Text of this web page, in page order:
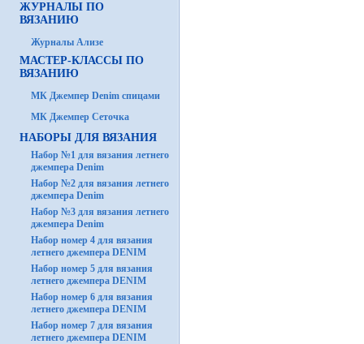
ЖУРНАЛЫ ПО
ВЯЗАНИЮ
Журналы Ализе
МАСТЕР-КЛАССЫ ПО
ВЯЗАНИЮ
МК Джемпер Denim спицами
МК Джемпер Сеточка
НАБОРЫ ДЛЯ ВЯЗАНИЯ
Набор №1 для вязания летнего
джемпера Denim
Набор №2 для вязания летнего
джемпера Denim
Набор №3 для вязания летнего
джемпера Denim
Набор номер 4 для вязания
летнего джемпера DENIM
Набор номер 5 для вязания
летнего джемпера DENIM
Набор номер 6 для вязания
летнего джемпера DENIM
Набор номер 7 для вязания
летнего джемпера DENIM